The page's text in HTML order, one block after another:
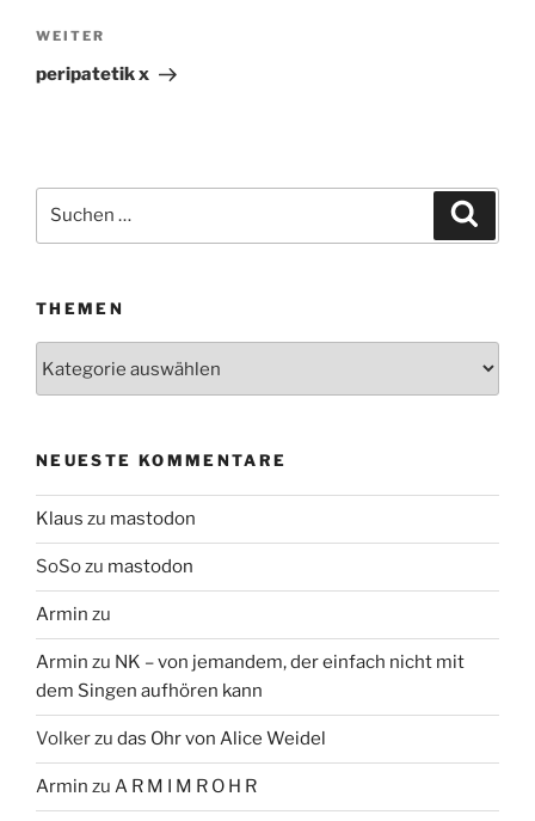
Nächster
Beitrag
WEITER
peripatetik x
Suchen
THEMEN
NEUESTE KOMMENTARE
Klaus zu mastodon
SoSozu mastodon
Armin zu
Armin zu NK – von jemandem, der einfach nicht mit
dem Singen aufhören kann
Volkerzu das Ohr von Alice Weidel
Armin zu A R M I M R O H R